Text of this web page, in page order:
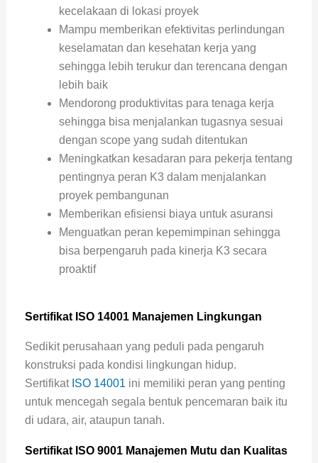
kecelakaan di lokasi proyek
Mampu memberikan efektivitas perlindungan
keselamatan dan kesehatan kerja yang
sehingga lebih terukur dan terencana dengan
lebih baik
Mendorong produktivitas para tenaga kerja
sehingga bisa menjalankan tugasnya sesuai
dengan scope yang sudah ditentukan
Meningkatkan kesadaran para pekerja tentang
pentingnya peran K3 dalam menjalankan
proyek pembangunan
Memberikan efisiensi biaya untuk asuransi
Menguatkan peran kepemimpinan sehingga
bisa berpengaruh pada kinerja K3 secara
proaktif
Sertifikat ISO 14001 Manajemen Lingkungan
Sedikit perusahaan yang peduli pada pengaruh
konstruksi pada kondisi lingkungan hidup.
Sertifikat ISO 14001 ini memiliki peran yang penting
untuk mencegah segala bentuk pencemaran baik itu
di udara, air, ataupun tanah.
Sertifikat ISO 9001 Manajemen Mutu dan Kualitas